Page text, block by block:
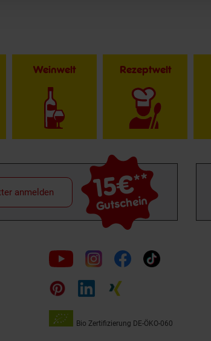
Weinwelt Rezeptwelt
15€**
Gutschein
anmelden
Folge
uns
auf
Bio Zertifizierung DE-ÖKO-060